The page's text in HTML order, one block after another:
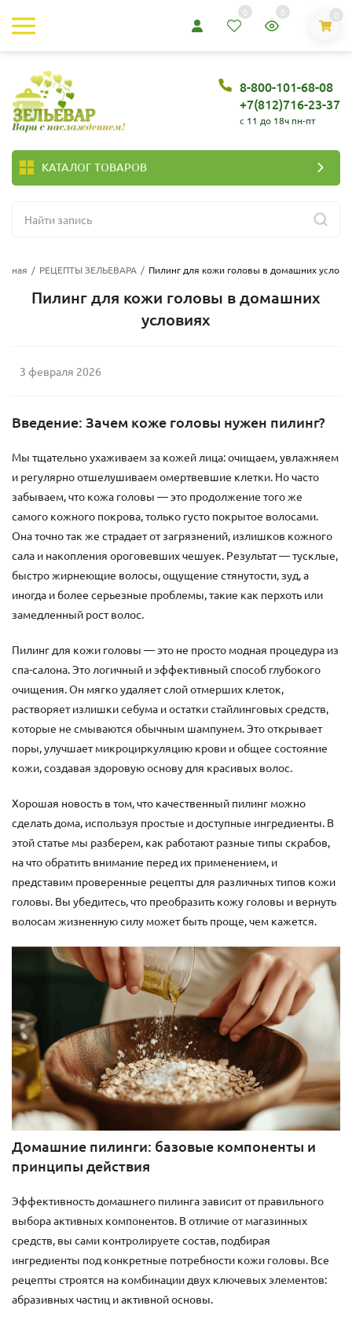
0 0 0
8-800-101-68-08
+7(812)716-23-37
c 11 до 18ч пн-пт
КАТАЛОГ ТОВАРОВ
/ РЕЦЕПТЫ ЗЕЛЬЕВАРА / Пилинг для кожи головы в домашних
Пилинг для кожи головы в домашних
условиях
3 февраля 2026
Введение: Зачем коже головы нужен пилинг?
Мы тщательно ухаживаем за кожей лица: очищаем, увлажняем
и регулярно отшелушиваем омертвевшие клетки. Но часто
забываем, что кожа головы — это продолжение того же
самого кожного покрова, только густо покрытое волосами.
Она точно так же страдает от загрязнений, излишков кожного
сала и накопления ороговевших чешуек. Результат — тусклые,
быстро жирнеющие волосы, ощущение стянутости, зуд, а
иногда и более серьезные проблемы, такие как перхоть или
замедленный рост волос.
Пилинг для кожи головы — это не просто модная процедура из
спа-салона. Это логичный и эффективный способ глубокого
очищения. Он мягко удаляет слой отмерших клеток,
растворяет излишки себума и остатки стайлинговых средств,
которые не смываются обычным шампунем. Это открывает
поры, улучшает микроциркуляцию крови и общее состояние
кожи, создавая здоровую основу для красивых волос.
Хорошая новость в том, что качественный пилинг можно
сделать дома, используя простые и доступные ингредиенты. В
этой статье мы разберем, как работают разные типы скрабов,
на что обратить внимание перед их применением, и
представим проверенные рецепты для различных типов кожи
головы. Вы убедитесь, что преобразить кожу головы и вернуть
волосам жизненную силу может быть проще, чем кажется.
Домашние пилинги: базовые компоненты и
принципы действия
Эффективность домашнего пилинга зависит от правильного
выбора активных компонентов. В отличие от магазинных
средств, вы сами контролируете состав, подбирая
ингредиенты под конкретные потребности кожи головы. Все
рецепты строятся на комбинации двух ключевых элементов:
абразивных частиц и активной основы.